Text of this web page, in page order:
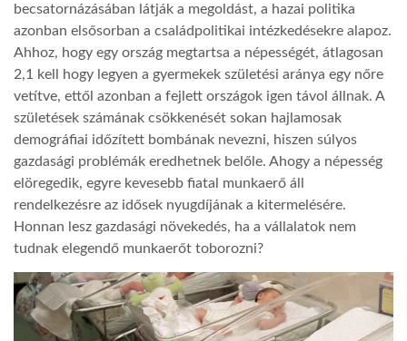
GLOBOTV
AFRIKA TUDÁSTÁR
A NAP SZÉPE
LINKTR.EE
GLOBOZSARU
DOBRAVERO.HU
becsatornázásában látják a megoldást, a hazai politika
azonban elsősorban a családpolitikai intézkedésekre alapoz.
Ahhoz, hogy egy ország megtartsa a népességét, átlagosan
2,1 kell hogy legyen a gyermekek születési aránya egy nőre
vetítve, ettől azonban a fejlett országok igen távol állnak. A
születések számának csökkenését sokan hajlamosak
demográfiai időzített bombának nevezni, hiszen súlyos
gazdasági problémák eredhetnek belőle. Ahogy a népesség
elöregedik, egyre kevesebb fiatal munkaerő áll
rendelkezésre az idősek nyugdíjának a kitermelésére.
Honnan lesz gazdasági növekedés, ha a vállalatok nem
tudnak elegendő munkaerőt toborozni?